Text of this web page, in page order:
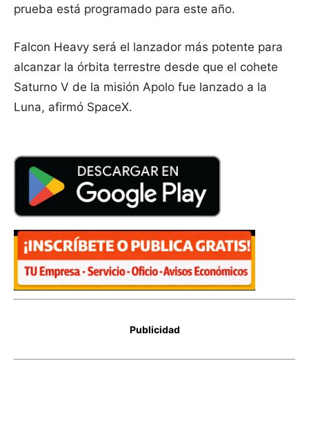
prueba está programado para este año.
Falcon Heavy será el lanzador más potente para
alcanzar la órbita terrestre desde que el cohete
Saturno V de la misión Apolo fue lanzado a la
Luna, afirmó SpaceX.
Publicidad